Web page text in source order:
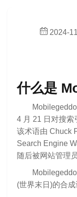
2024-
什么是
4 月 21 日对搜索
该术语由 Chuck
Search Engine
随后被网站管理
(世界末日)的合成